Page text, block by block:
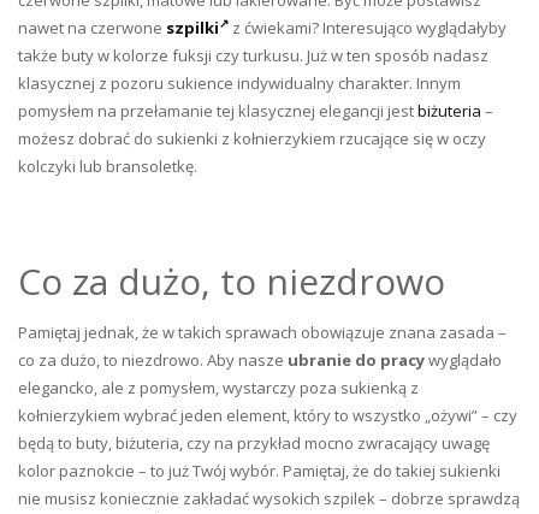
nawet na czerwone szpilki
z ćwiekami? Interesująco wyglądałyby
także buty w kolorze fuksji czy turkusu. Już w ten sposób nadasz
klasycznej z pozoru sukience indywidualny charakter. Innym
pomysłem na przełamanie tej klasycznej elegancji jestbiżuteria –
możesz dobrać do sukienki z kołnierzykiem rzucające się w oczy
kolczyki lub bransoletkę.
Co za dużo, to niezdrowo
Pamiętaj jednak, że w takich sprawach obowiązuje znana zasada –
co za dużo, to niezdrowo. Aby nasze ubranie do pracywyglądało
elegancko, ale z pomysłem, wystarczy poza sukienką z
kołnierzykiem wybrać jeden element, który to wszystko „ożywi” – czy
będą to buty, biżuteria, czy na przykład mocno zwracający uwagę
kolor paznokcie – to już Twój wybór. Pamiętaj, że do takiej sukienki
nie musisz koniecznie zakładać wysokich szpilek – dobrze sprawdzą